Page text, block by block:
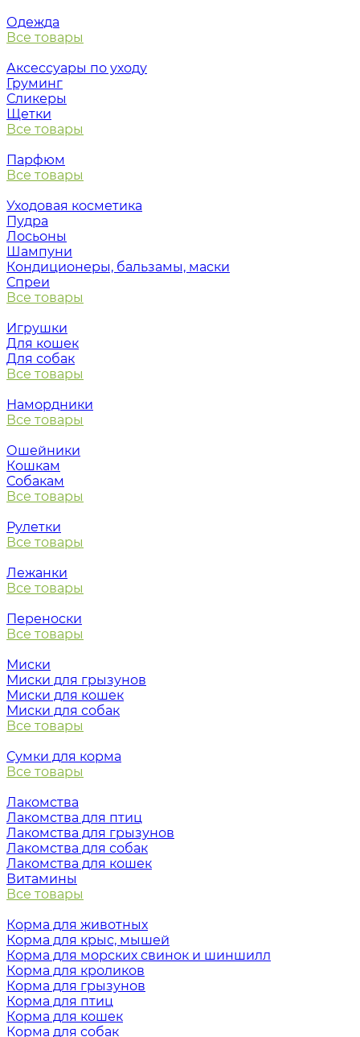
Одежда
Все товары
Аксессуары по уходу
Груминг
Сликеры
Щетки
Все товары
Парфюм
Все товары
Уходовая косметика
Пудра
Лосьоны
Шампуни
Кондиционеры, бальзамы, маски
Спреи
Все товары
Игрушки
Для кошек
Для собак
Все товары
Намордники
Все товары
Ошейники
Кошкам
Собакам
Все товары
Рулетки
Все товары
Лежанки
Все товары
Переноски
Все товары
Миски
Миски для грызунов
Миски для кошек
Миски для собак
Все товары
Сумки для корма
Все товары
Лакомства
Лакомства для птиц
Лакомства для грызунов
Лакомства для собак
Лакомства для кошек
Витамины
Все товары
Корма для животных
Корма для крыс, мышей
Корма для морских свинок и шиншилл
Корма для кроликов
Корма для грызунов
Корма для птиц
Корма для кошек
Корма для собак